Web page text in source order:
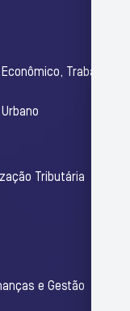
Trabalho
Tributária
e Gestão